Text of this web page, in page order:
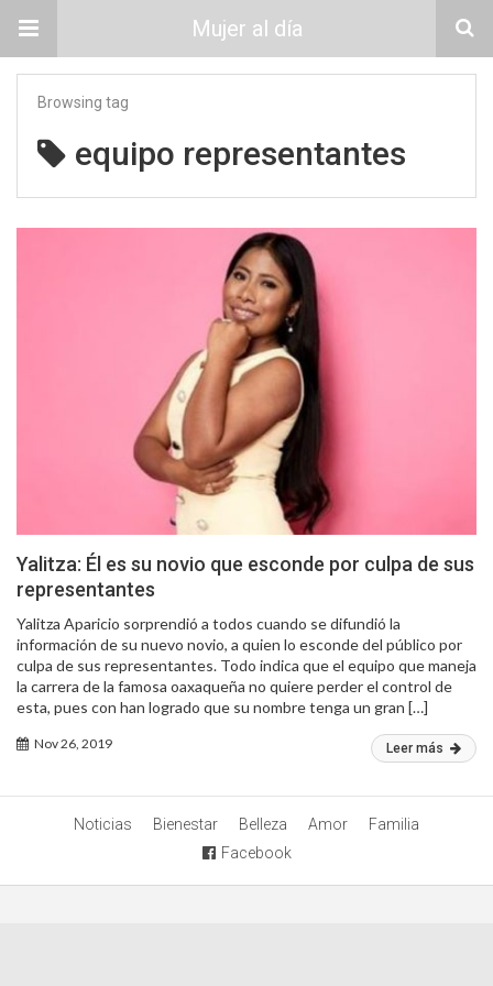
Mujer al día
Browsing tag
equipo representantes
Yalitza: Él es su novio que esconde por culpa de sus
representantes
Yalitza Aparicio sorprendió a todos cuando se difundió la
información de su nuevo novio, a quien lo esconde del público por
culpa de sus representantes. Todo indica que el equipo que maneja
la carrera de la famosa oaxaqueña no quiere perder el control de
esta, pues con han logrado que su nombre tenga un gran […]
Nov 26, 2019 Leer más
Noticias Bienestar Belleza Amor
Familia
Facebook